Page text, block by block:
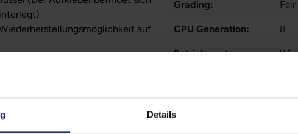
Details
auf
Kapazität liegt im Normalfall
auf Akkulaufzeiten
Grading: Fair
CPU Generation: 8
Betriebssystem:
Displayart: